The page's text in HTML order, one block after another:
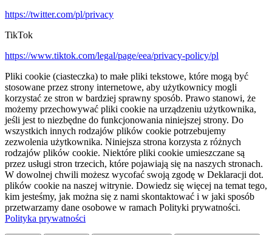
https://twitter.com/pl/privacy
TikTok
https://www.tiktok.com/legal/page/eea/privacy-policy/pl
Pliki cookie (ciasteczka) to małe pliki tekstowe, które mogą być
stosowane przez strony internetowe, aby użytkownicy mogli
korzystać ze stron w bardziej sprawny sposób. Prawo stanowi, że
możemy przechowywać pliki cookie na urządzeniu użytkownika,
jeśli jest to niezbędne do funkcjonowania niniejszej strony. Do
wszystkich innych rodzajów plików cookie potrzebujemy
zezwolenia użytkownika. Niniejsza strona korzysta z różnych
rodzajów plików cookie. Niektóre pliki cookie umieszczane są
przez usługi stron trzecich, które pojawiają się na naszych stronach.
W dowolnej chwili możesz wycofać swoją zgodę w Deklaracji dot.
plików cookie na naszej witrynie. Dowiedz się więcej na temat tego,
kim jesteśmy, jak można się z nami skontaktować i w jaki sposób
przetwarzamy dane osobowe w ramach Polityki prywatności.
Polityka prywatności